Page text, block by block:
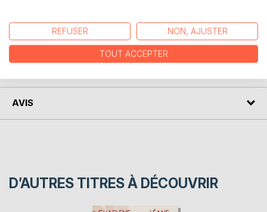
AUTEUR(S)
AVIS
D’AUTRES TITRES À DÉCOUVRIR
REFUSER NON, AJUSTER
TOUT ACCEPTER